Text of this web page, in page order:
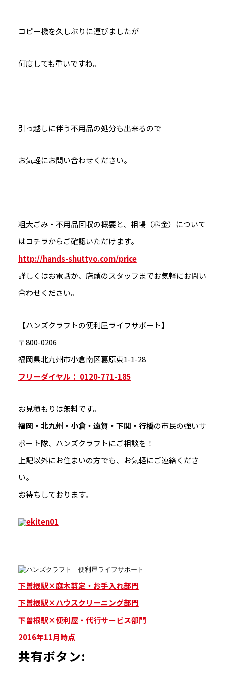
コピー機を久しぶりに運びましたが
何度しても重いですね。
引っ越しに伴う不用品の処分も出来るので
お気軽にお問い合わせください。
粗大ごみ・不用品回収の概要と、相場（料金）について
はコチラからご確認いただけます。
http://hands-shuttyo.com/price
詳しくはお電話か、店頭のスタッフまでお気軽にお問い
合わせください。
【ハンズクラフトの便利屋ライフサポート】
〒800-0206
福岡県北九州市小倉南区葛原東1-1-28
フリーダイヤル： 0120-771-185
お見積もりは無料です。
福岡・北九州・小倉・遠賀・下関・行橋の市民の強いサ
ポート隊、ハンズクラフトにご相談を！
上記以外にお住まいの方でも、お気軽にご連絡くださ
い。
お待ちしております。
下曽根駅×庭木剪定・お手入れ部門
下曽根駅×ハウスクリーニング部門
下曽根駅×便利屋・代行サービス部門
2016年11月時点
共有ボタン: